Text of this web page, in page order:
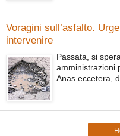
Voragini sull’asfalto. Urge
intervenire
Passata, si
amministrazioni
Anas eccetera,